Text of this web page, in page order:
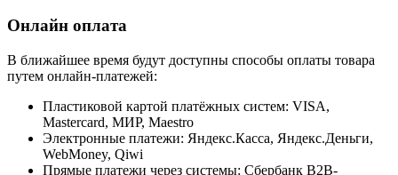
Онлайн оплата
В ближайшее время будут доступны способы оплаты товара
путем онлайн-платежей:
Пластиковой картой платёжных систем: VISA,
Mastercard, МИР, Maestrо
Электронные платежи: Яндекс.Касса, Яндекс.Деньги,
WebMoney, Qiwi
Прямые платежи через системы: Сбербанк B2B-